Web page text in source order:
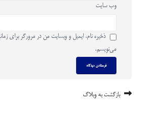
وب‌ سایت
ذخیره نام، ایمیل و وبسایت من در مرورگر برای
می‌نویسم.
بازگشت به وبلاگ